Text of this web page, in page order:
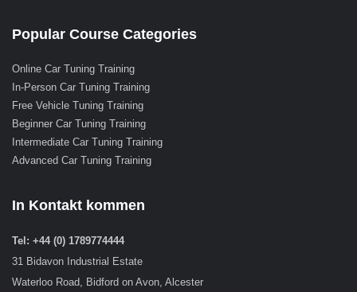
Popular Course Categories
Online Car Tuning Training
In-Person Car Tuning Training
Free Vehicle Tuning Training
Beginner Car Tuning Training
Intermediate Car Tuning Training
Advanced Car Tuning Training
In Kontakt kommen
Tel: +44 (0) 1789774444
31 Bidavon Industrial Estate
Waterloo Road, Bidford on Avon, Alcester